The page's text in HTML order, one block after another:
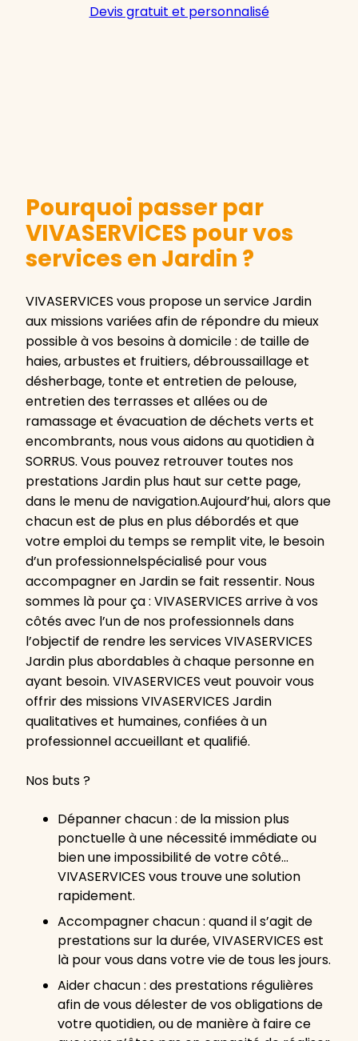
Devis gratuit et personnalisé
Pourquoi passer par
VIVASERVICES pour vos
services en Jardin ?
VIVASERVICES vous propose un service Jardin
aux missions variées afin de répondre du mieux
possible à vos besoins à domicile : de taille de
haies, arbustes et fruitiers, débroussaillage et
désherbage, tonte et entretien de pelouse,
entretien des terrasses et allées ou de
ramassage et évacuation de déchets verts et
encombrants, nous vous aidons au quotidien à
SORRUS. Vous pouvez retrouver toutes nos
prestations Jardin plus haut sur cette page,
dans le menu de navigation.Aujourd’hui, alors que
chacun est de plus en plus débordés et que
votre emploi du temps se remplit vite, le besoin
d’un professionnelspécialisé pour vous
accompagner en Jardin se fait ressentir. Nous
sommes là pour ça : VIVASERVICES arrive à vos
côtés avec l’un de nos professionnels dans
l’objectif de rendre les services VIVASERVICES
Jardin plus abordables à chaque personne en
ayant besoin. VIVASERVICES veut pouvoir vous
offrir des missions VIVASERVICES Jardin
qualitatives et humaines, confiées à un
professionnel accueillant et qualifié.
Nos buts ?
Dépanner chacun : de la mission plus
ponctuelle à une nécessité immédiate ou
bien une impossibilité de votre côté…
VIVASERVICES vous trouve une solution
rapidement.
Accompagner chacun : quand il s’agit de
prestations sur la durée, VIVASERVICES est
là pour vous dans votre vie de tous les jours.
Aider chacun : des prestations régulières
afin de vous délester de vos obligations de
votre quotidien, ou de manière à faire ce